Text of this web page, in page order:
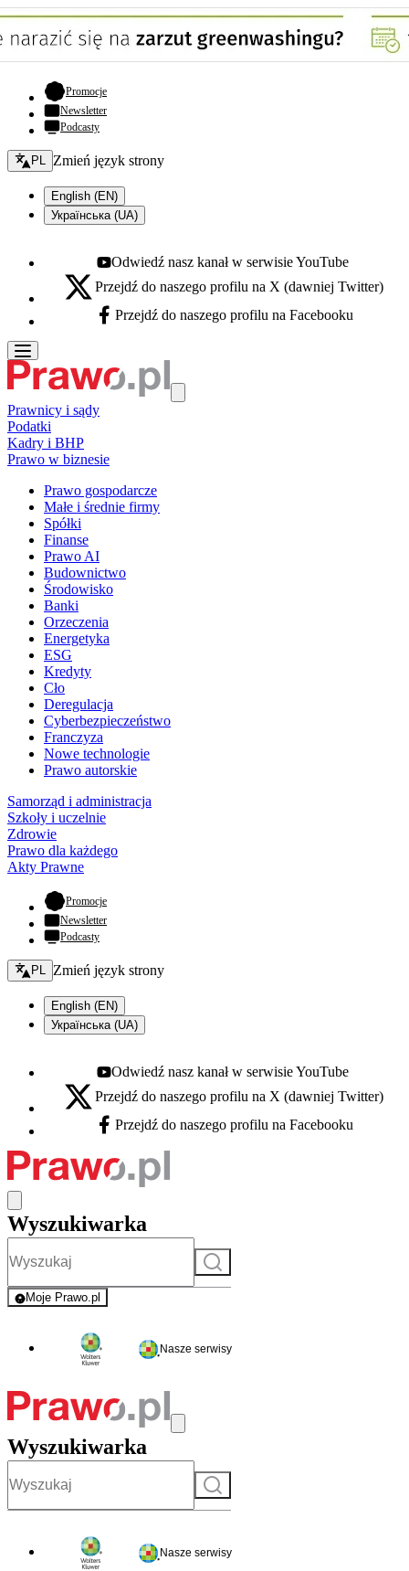
Promocje- otwiera się w nowej karcie
Newsletter
Podcasty
Zmień język - bieżący:
PL Zmień język strony
English (EN)
Українська (UA)
Youtube - otwiera się w nowej karcie
Odwiedź nasz kanał w serwisie YouTube
X - otwiera się w nowej karcie
Przejdź do naszego profilu na X (dawniej Twitter)
Facebook - otwiera się w nowej karcie
Przejdź do naszego profilu na Facebooku
Prawnicy i sądy
Podatki
Kadry i BHP
Prawo w biznesie
Prawo gospodarcze
Małe i średnie firmy
Spółki
Finanse
Prawo AI
Budownictwo
Środowisko
Banki
Orzeczenia
Energetyka
ESG
Kredyty
Cło
Deregulacja
Cyberbezpieczeństwo
Franczyza
Nowe technologie
Prawo autorskie
Samorząd i administracja
Szkoły i uczelnie
Zdrowie
Prawo dla każdego
Akty Prawne
Promocje- otwiera się w nowej karcie
Newsletter
Podcasty
Zmień język - bieżący:
PL Zmień język strony
English (EN)
Українська (UA)
Youtube - otwiera się w nowej karcie
Odwiedź nasz kanał w serwisie YouTube
X - otwiera się w nowej karcie
Przejdź do naszego profilu na X (dawniej Twitter)
Facebook - otwiera się w nowej karcie
Przejdź do naszego profilu na Facebooku
Wyszukiwarka
Szukaj
Moje Prawo.pl
- rejestracja i logowanie do serwisu
Nasze serwisy
Wyszukiwarka
Szukaj
Nasze serwisy